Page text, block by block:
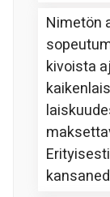
Nimetön
kivoista